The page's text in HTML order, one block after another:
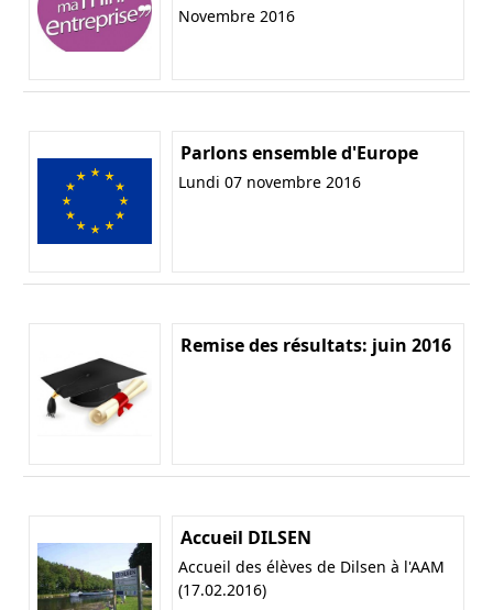
Novembre 2016
Parlons ensemble d'Europe
Lundi 07 novembre 2016
Remise des résultats: juin 2016
Accueil DILSEN
Accueil des élèves de Dilsen à l'AAM
(17.02.2016)